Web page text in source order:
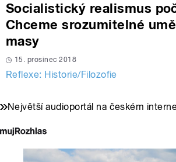
Socialistický realismus
Chceme srozumitelné
masy
15. prosinec 2018
Reflexe: Historie/Filozofie
Největší audioportál na českém